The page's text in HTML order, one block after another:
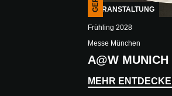
VERANSTALTUNG
Frühling 2028
Messe München
A@W MUNICH
MEHR